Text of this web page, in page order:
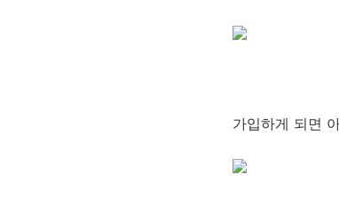
가입하게 되면